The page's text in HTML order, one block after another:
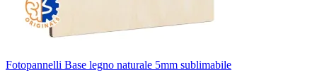
Fotopannelli Base legno naturale 5mm sublimabile